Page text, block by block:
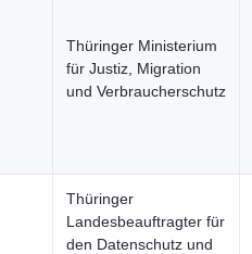
Thüringer Ministerium
für Justiz, Migration
und Verbraucherschutz
Thüringer
Landesbeauftragter für
den Datenschutz und